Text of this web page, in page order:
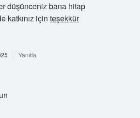
düşünceniz bana hitap
katkınız için teşekkür
Yanıtla